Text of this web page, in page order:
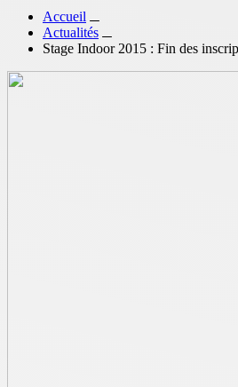
Accueil
Actualités
Stage Indoor 2015 : Fin des